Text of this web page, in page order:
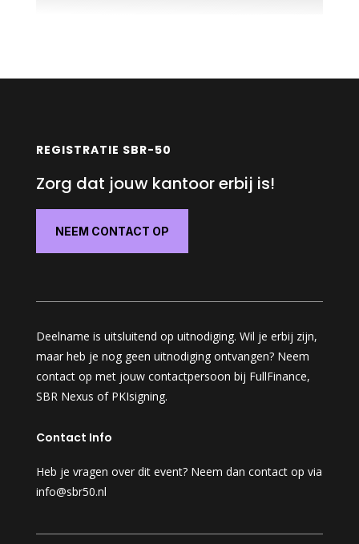
REGISTRATIE SBR-50
Zorg dat jouw kantoor erbij is!
NEEM CONTACT OP
Deelname is uitsluitend op uitnodiging. Wil je erbij zijn,
maar heb je nog geen uitnodiging ontvangen? Neem
contact op met jouw contactpersoon bij FullFinance,
SBR Nexus of PKIsigning.
Contact Info
Heb je vragen over dit event? Neem dan contact op via
info@sbr50.nl